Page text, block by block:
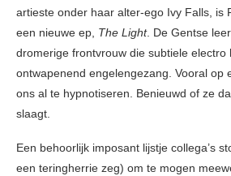
artieste onder haar alter-ego Ivy Falls, is
een nieuwe ep, The Light. De Gentse
dromerige frontvrouw die subtiele electro
ontwapenend engelengezang. Vooral op
ons al te hypnotiseren. Benieuwd of ze
slaagt.
Een behoorlijk imposant lijstje collega’s
een teringherrie zeg) om te mogen